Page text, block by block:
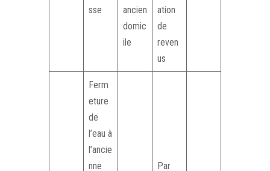
sse
ancien
domic
ile
ation
de
reven
us
Ferm
eture
de
l’eau à
l’ancie
nne
Par